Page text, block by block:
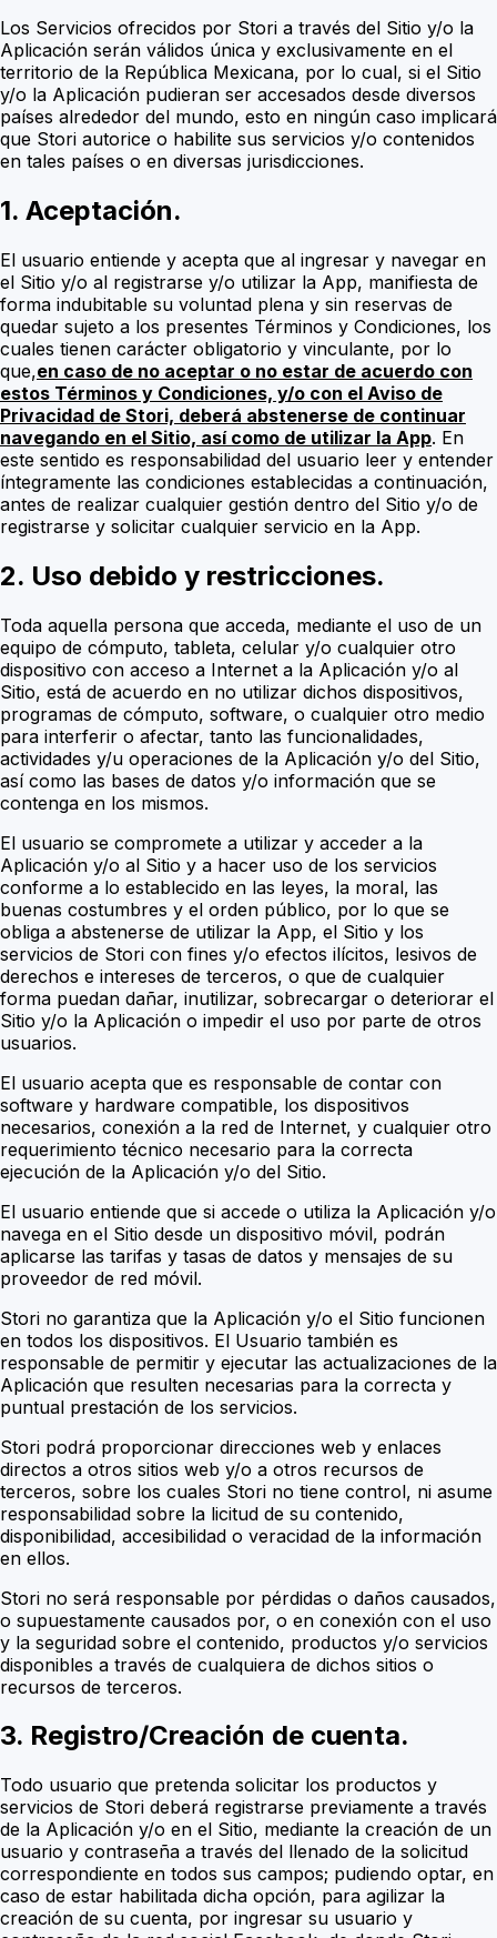
Los Servicios ofrecidos por Stori a través del Sitio y/o la
Aplicación serán válidos única y exclusivamente en el
territorio de la República Mexicana, por lo cual, si el Sitio
y/o la Aplicación pudieran ser accesados desde diversos
países alrededor del mundo, esto en ningún caso implicará
que Stori autorice o habilite sus servicios y/o contenidos
en tales países o en diversas jurisdicciones.
1. Aceptación.
El usuario entiende y acepta que al ingresar y navegar en
el Sitio y/o al registrarse y/o utilizar la App, manifiesta de
forma indubitable su voluntad plena y sin reservas de
quedar sujeto a los presentes Términos y Condiciones, los
cuales tienen carácter obligatorio y vinculante, por lo
que,en caso de no aceptar o no estar de acuerdo con
estos Términos y Condiciones, y/o con el Aviso de
Privacidad de Stori, deberá abstenerse de continuar
navegando en el Sitio, así como de utilizar la App. En
este sentido es responsabilidad del usuario leer y entender
íntegramente las condiciones establecidas a continuación,
antes de realizar cualquier gestión dentro del Sitio y/o de
registrarse y solicitar cualquier servicio en la App.
2. Uso debido y restricciones.
Toda aquella persona que acceda, mediante el uso de un
equipo de cómputo, tableta, celular y/o cualquier otro
dispositivo con acceso a Internet a la Aplicación y/o al
Sitio, está de acuerdo en no utilizar dichos dispositivos,
programas de cómputo, software, o cualquier otro medio
para interferir o afectar, tanto las funcionalidades,
actividades y/u operaciones de la Aplicación y/o del Sitio,
así como las bases de datos y/o información que se
contenga en los mismos.
El usuario se compromete a utilizar y acceder a la
Aplicación y/o al Sitio y a hacer uso de los servicios
conforme a lo establecido en las leyes, la moral, las
buenas costumbres y el orden público, por lo que se
obliga a abstenerse de utilizar la App, el Sitio y los
servicios de Stori con fines y/o efectos ilícitos, lesivos de
derechos e intereses de terceros, o que de cualquier
forma puedan dañar, inutilizar, sobrecargar o deteriorar el
Sitio y/o la Aplicación o impedir el uso por parte de otros
usuarios.
El usuario acepta que es responsable de contar con
software y hardware compatible, los dispositivos
necesarios, conexión a la red de Internet, y cualquier otro
requerimiento técnico necesario para la correcta
ejecución de la Aplicación y/o del Sitio.
El usuario entiende que si accede o utiliza la Aplicación y/o
navega en el Sitio desde un dispositivo móvil, podrán
aplicarse las tarifas y tasas de datos y mensajes de su
proveedor de red móvil.
Stori no garantiza que la Aplicación y/o el Sitio funcionen
en todos los dispositivos. El Usuario también es
responsable de permitir y ejecutar las actualizaciones de la
Aplicación que resulten necesarias para la correcta y
puntual prestación de los servicios.
Stori podrá proporcionar direcciones web y enlaces
directos a otros sitios web y/o a otros recursos de
terceros, sobre los cuales Stori no tiene control, ni asume
responsabilidad sobre la licitud de su contenido,
disponibilidad, accesibilidad o veracidad de la información
en ellos.
Stori no será responsable por pérdidas o daños causados,
o supuestamente causados por, o en conexión con el uso
y la seguridad sobre el contenido, productos y/o servicios
disponibles a través de cualquiera de dichos sitios o
recursos de terceros.
3. Registro/Creación de cuenta.
Todo usuario que pretenda solicitar los productos y
servicios de Stori deberá registrarse previamente a través
de la Aplicación y/o en el Sitio, mediante la creación de un
usuario y contraseña a través del llenado de la solicitud
correspondiente en todos sus campos; pudiendo optar, en
caso de estar habilitada dicha opción, para agilizar la
creación de su cuenta, por ingresar su usuario y